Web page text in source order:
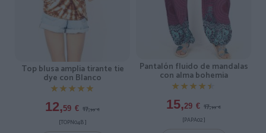
Top blusa amplia tirante tie
dye con Blanco
★★★★★
★★★★★
12,59 € 17,99 €
[TOPN04B ]
Pantalón fluido de mandalas
con alma bohemia
★★★★★
★★★★★
15,29 € 17,99 €
[PAPA02 ]